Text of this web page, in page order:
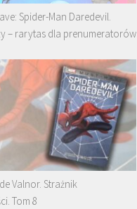
Spider-Man Daredevil.
– rarytas dla prenumeratorów
Valnor. Strażnik
Tom 8